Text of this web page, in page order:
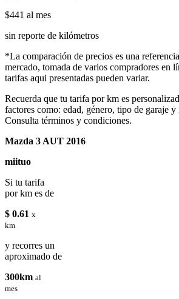
$441 al mes
sin reporte de kilómetros
*La comparación de precios es una
mercado, tomada de varios compradores en
tarifas aqui presentadas pueden variar.
Recuerda que tu tarifa por km es
factores como: edad, género, tipo de garaje
Consulta términos y condiciones.
Mazda 3 AUT 2016
miituo
Si tu tarifa
por km es de
$ 0.61 x
km
y recorres un
aproximado de
300km al
mes